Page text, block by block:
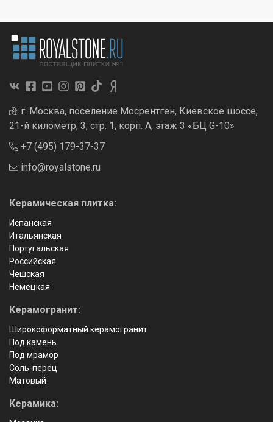
г. Москва, поселение Мосрентген, Киевское шоссе,
21-й километр, 3, стр. 1, корп. А, этаж 3 «БЦ G-10»
+7 (495) 179-37-37
info@royalstone.ru
Керамическая плитка:
Испанская
Итальянская
Португальская
Российская
Чешская
Немецкая
Керамогранит:
Широкоформатный керамогранит
Под камень
Под мрамор
Соль-перец
Матовый
Керамика: